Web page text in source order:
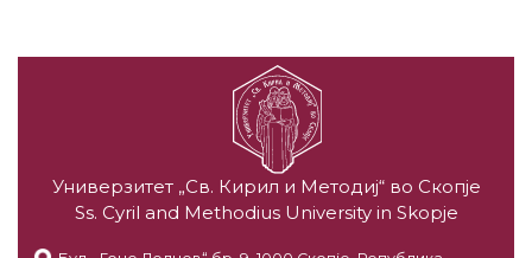
Универзитет „Св. Кирил и Методиј“ во Скопје
Ss. Cyril and Methodius University in Skopje